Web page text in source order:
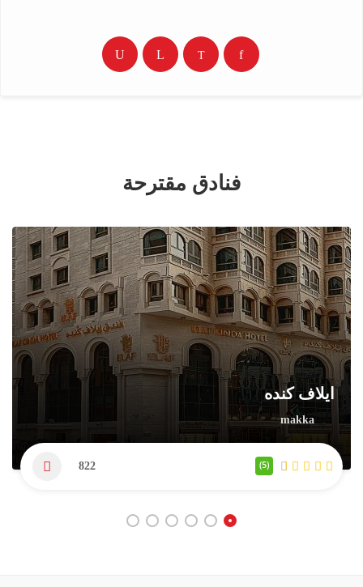
فنادق مقترحة
ايلاف كنده
(5)
822